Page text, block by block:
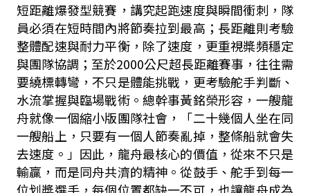
短距離爆發型競賽，講究起跑速度與瞬間衝刺，隊
員必須在短時間內將節奏拉到最高；長距離則考驗
整體配速與耐力平衡，除了速度，更重視槳頻穩定
與團隊協調；至於2000公尺超長距離賽事，往往需
要繞標轉彎，不只是體能挑戰，更考驗舵手判斷、
水流掌握與臨場戰術。總幹事黃銘榮形容，一艘龍
舟就像一個縮小版團隊社會，「二十幾個人坐在同
一艘船上，只要有一個人節奏亂掉，整條船就會失
去速度。」因此，龍舟最核心的價值，從來不只是
輸贏，而是同舟共濟的精神。從鼓手、舵手到每一